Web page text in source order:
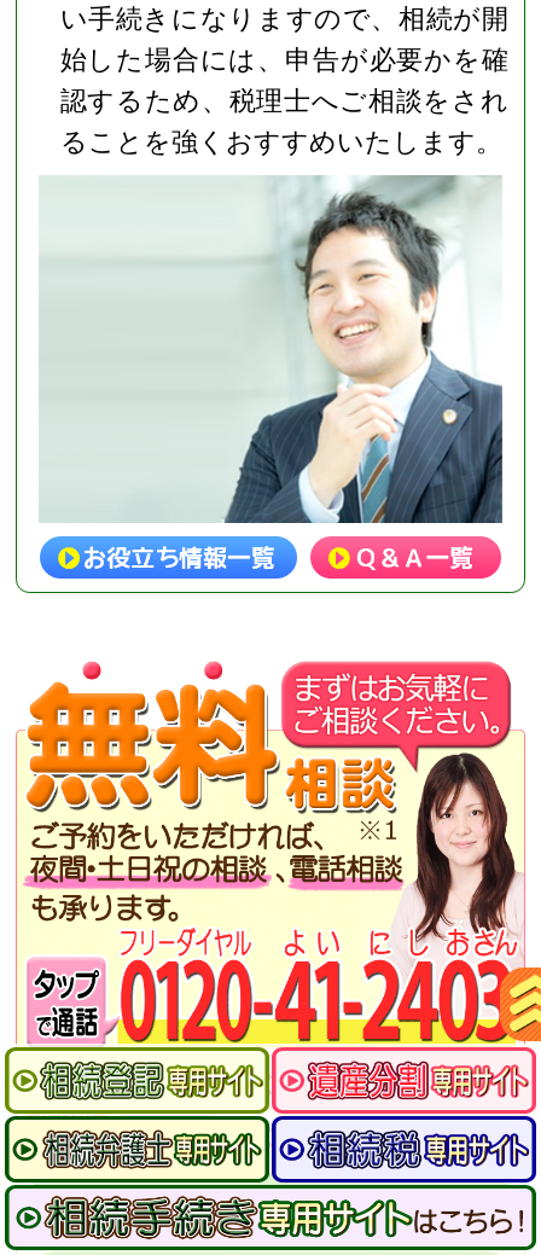
い手続きになりますので、相続が開
始した場合には、申告が必要かを確
認するため、税理士へご相談をされ
ることを強くおすすめいたします。